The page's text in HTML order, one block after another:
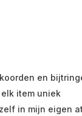
en
item uniek
in mijn eigen